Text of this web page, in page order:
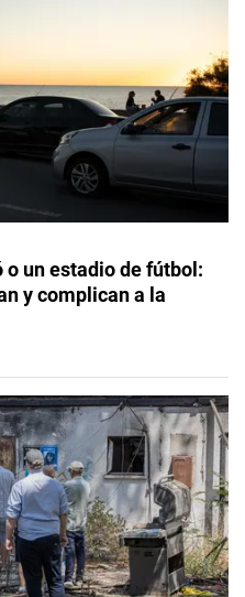
o un estadio de fútbol:
y complican a la